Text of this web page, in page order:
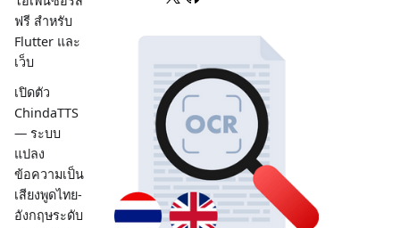
ฟรี สำหรับ
Flutter และ
เว็บ
เปิดตัว
ChindaTTS
— ระบบ
แปลง
ข้อความเป็น
เสียงพูดไทย-
อังกฤษระดับ